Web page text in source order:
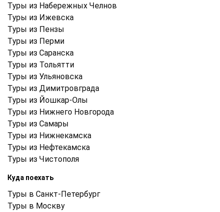
Туры из Набережных Челнов
Туры из Ижевска
Туры из Пензы
Туры из Перми
Туры из Саранска
Туры из Тольятти
Туры из Ульяновска
Туры из Димитровграда
Туры из Йошкар-Олы
Туры из Нижнего Новгорода
Туры из Самары
Туры из Нижнекамска
Туры из Нефтекамска
Туры из Чистополя
Куда поехать
Туры в Санкт-Петербург
Туры в Москву